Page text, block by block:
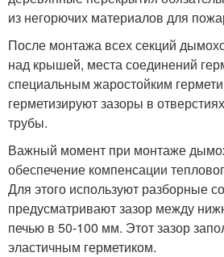
из негорючих материалов для
После монтажа всех секций
над крышей, места соединений
специальным жаростойким
герметизируют зазоры в
трубы.
Важный момент при монтаже
обеспечение компенсации
Для этого используют разборные
предусматривают зазор между
печью в 50-100 мм. Этот зазор
эластичным герметиком.